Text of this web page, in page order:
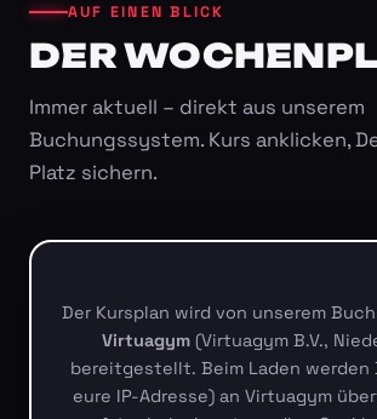
AUF EINEN BLICK
DER
Immer aktuell – direkt aus unserem
Buchungssystem. Kurs anklicken,
Platz sichern.
Der Kursplan wird von unserem
Virtuagym(Virtuagym B.V.,
bereitgestellt. Beim Laden werden
eure IP-Adresse) an Virtuagym